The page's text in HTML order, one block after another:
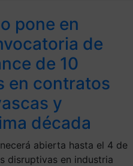
pone en
de
de 10
en contratos
y
década
abierta hasta el 4 de
disruptivas en industria